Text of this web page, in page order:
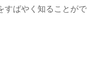
すばやく知ることがで